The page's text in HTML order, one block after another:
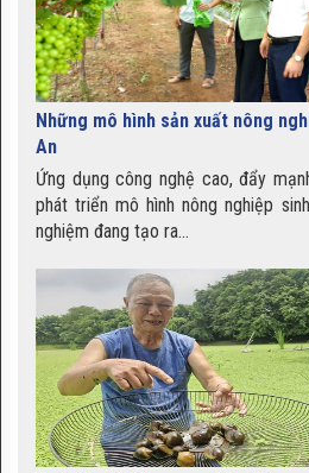
OCOP
vùng đất Phật
Bột sắn dây
hè về
dã kết hợp
Miến dong
Những mô hình sản xuất nông
An
Ứng dụng công nghệ cao, đẩy
phát triển mô hình nông nghiệp
nghiệm đang tạo ra...